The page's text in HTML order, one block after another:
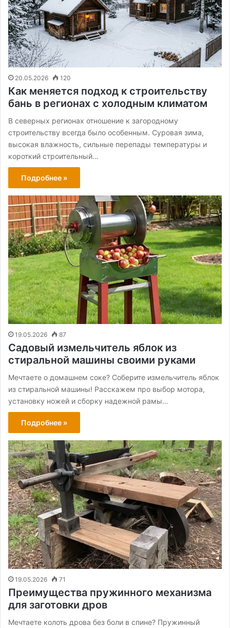
20.05.2026 120
Как меняется подход к строительству
бань в регионах с холодным климатом
В северных регионах отношение к загородному
строительству всегда было особенным. Суровая зима,
высокая влажность, сильные перепады температуры и
короткий строительный…
Подробнее »
19.05.2026 87
Садовый измельчитель яблок из
стиральной машины своими руками
Мечтаете о домашнем соке? Соберите измельчитель яблок
из стиральной машины! Расскажем про выбор мотора,
установку ножей и сборку надежной рамы…
Подробнее »
19.05.2026 71
Преимущества пружинного механизма
для заготовки дров
Мечтаете колоть дрова без боли в спине? Пружинный